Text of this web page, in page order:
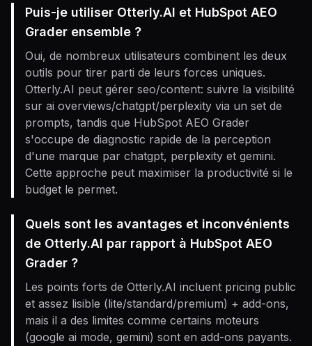
Puis-je utiliser Otterly.AI et HubSpot AEO
Grader ensemble ?
Oui, de nombreux utilisateurs combinent les deux
outils pour tirer parti de leurs forces uniques.
Otterly.AI peut gérer seo/content: suivre la visibilité
sur ai overviews/chatgpt/perplexity via un set de
prompts, tandis que HubSpot AEO Grader
s'occupe de diagnostic rapide de la perception
d'une marque par chatgpt, perplexity et gemini.
Cette approche peut maximiser la productivité si le
budget le permet.
Quels sont les avantages et inconvénients
de Otterly.AI par rapport à HubSpot AEO
Grader ?
Les points forts de Otterly.AI incluent pricing public
et assez lisible (lite/standard/premium) + add-ons,
mais il a des limites comme certains moteurs
(google ai mode, gemini) sont en add-ons payants.